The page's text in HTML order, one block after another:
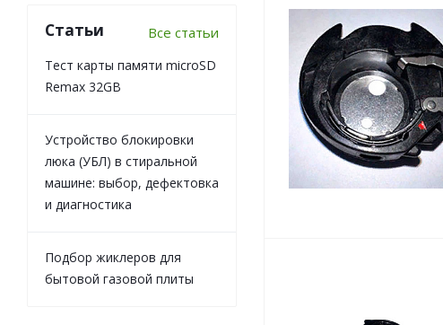
Статьи Все статьи
Тест карты памяти microSD
Remax 32GB
Устройство блокировки
люка (УБЛ) в стиральной
машине: выбор, дефектовка
и диагностика
Подбор жиклеров для
бытовой газовой плиты